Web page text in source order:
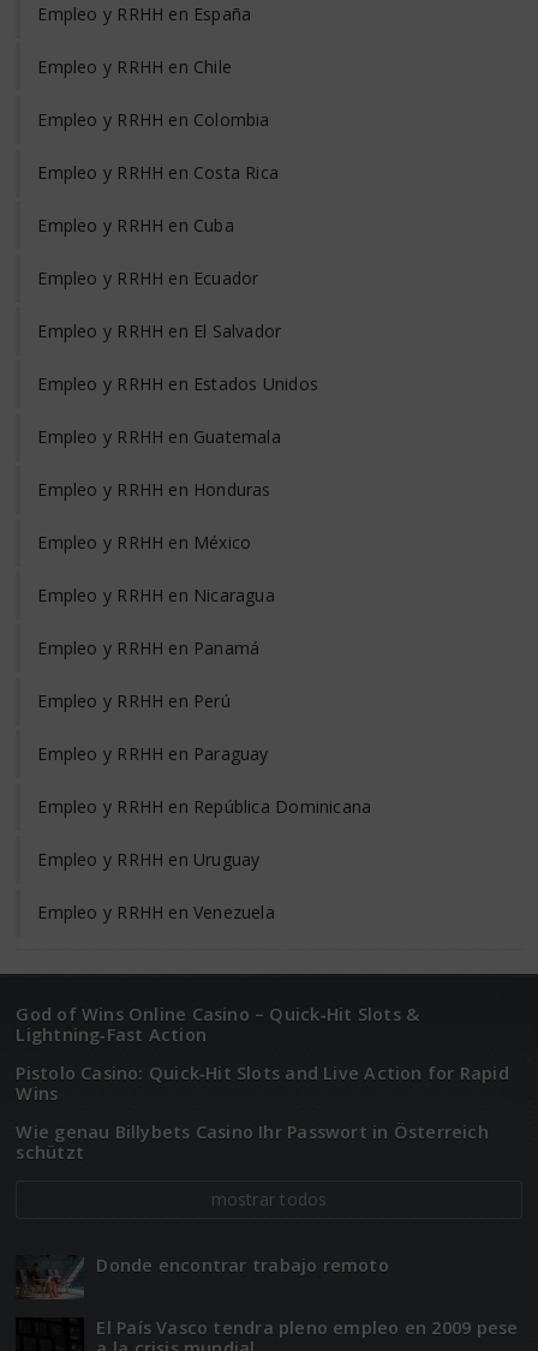
Empleo y RRHH en España
Empleo y RRHH en Chile
Empleo y RRHH en Colombia
Empleo y RRHH en Costa Rica
Empleo y RRHH en Cuba
Empleo y RRHH en Ecuador
Empleo y RRHH en El Salvador
Empleo y RRHH en Estados Unidos
Empleo y RRHH en Guatemala
Empleo y RRHH en Honduras
Empleo y RRHH en México
Empleo y RRHH en Nicaragua
Empleo y RRHH en Panamá
Empleo y RRHH en Perú
Empleo y RRHH en Paraguay
Empleo y RRHH en República Dominicana
Empleo y RRHH en Uruguay
Empleo y RRHH en Venezuela
God of Wins Online Casino – Quick‑Hit Slots &
Lightning‑Fast Action
Pistolo Casino: Quick‑Hit Slots and Live Action for Rapid
Wins
Wie genau Billybets Casino Ihr Passwort in Österreich
schützt
mostrar todos
Donde encontrar trabajo remoto
El Paí­­s Vasco tendra pleno empleo en 2009 pese